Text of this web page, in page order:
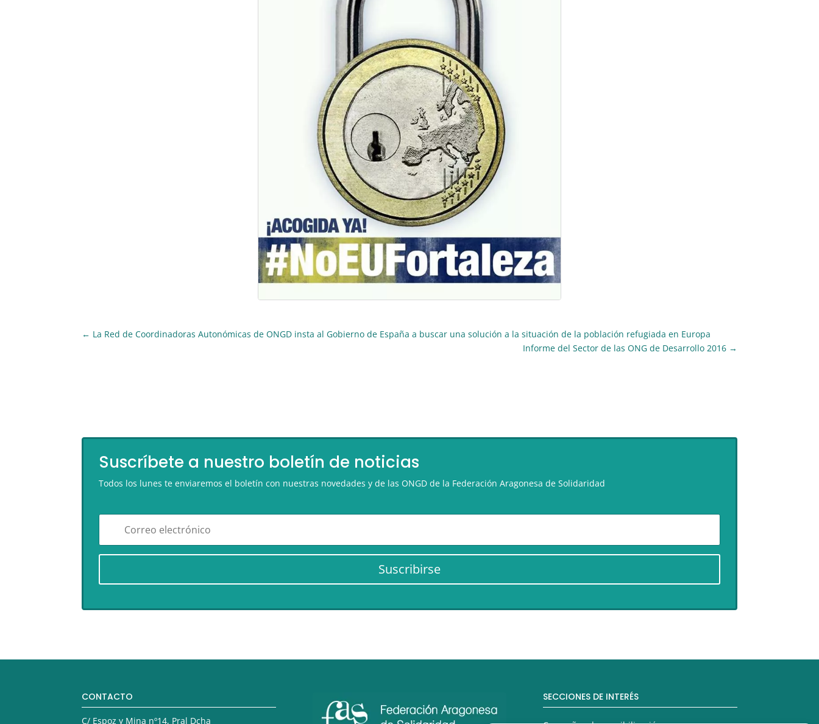
← La Red de Coordinadoras Autonómicas de ONGD insta al Gobierno de España a buscar una solución a la situación de la población refugiada en Europa
Informe del Sector de las ONG de Desarrollo 2016→
Suscríbete a nuestro boletín de noticias
Todos los lunes te enviaremos el boletín con nuestras novedades y de las ONGD de la Federación Aragonesa de Solidaridad
Suscribirse
CONTACTO
C/ Espoz y Mina nº14, Pral Dcha
SECCIONES DE INTERÉS